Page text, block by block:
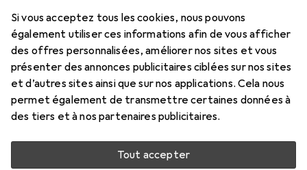
Si vous acceptez tous les cookies, nous pouvons
également utiliser ces informations afin de vous afficher
des offres personnalisées, améliorer nos sites et vous
présenter des annonces publicitaires ciblées sur nos sites
et d’autres sites ainsi que sur nos applications. Cela nous
permet également de transmettre certaines données à
des tiers et à nos partenaires publicitaires.
Tout accepter